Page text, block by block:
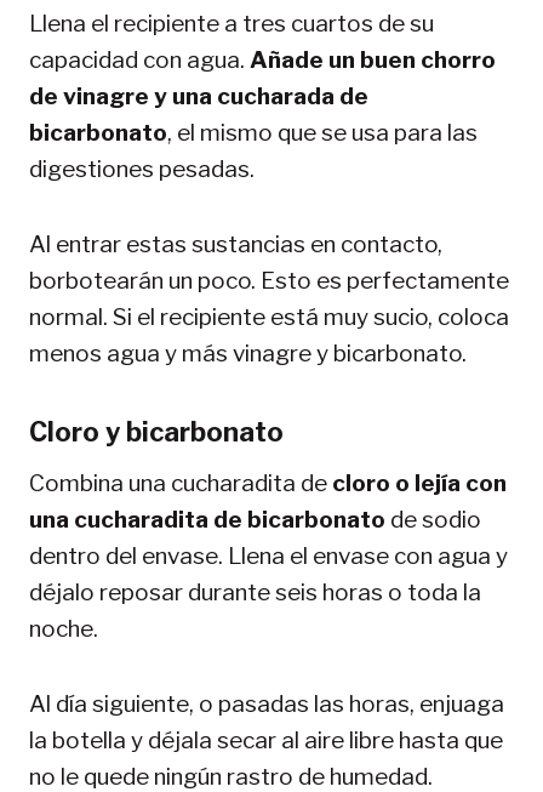
Llena el recipiente a tres cuartos de su
capacidad con agua. Añade un buen chorro
de vinagre y una cucharada de
bicarbonato, el mismo que se usa para las
digestiones pesadas.
Al entrar estas sustancias en contacto,
borbotearán un poco. Esto es perfectamente
normal. Si el recipiente está muy sucio, coloca
menos agua y más vinagre y bicarbonato.
Cloro y bicarbonato
Combina una cucharadita de cloro o lejía con
una cucharadita de bicarbonato de sodio
dentro del envase. Llena el envase con agua y
déjalo reposar durante seis horas o toda la
noche.
Al día siguiente, o pasadas las horas, enjuaga
la botella y déjala secar al aire libre hasta que
no le quede ningún rastro de humedad.